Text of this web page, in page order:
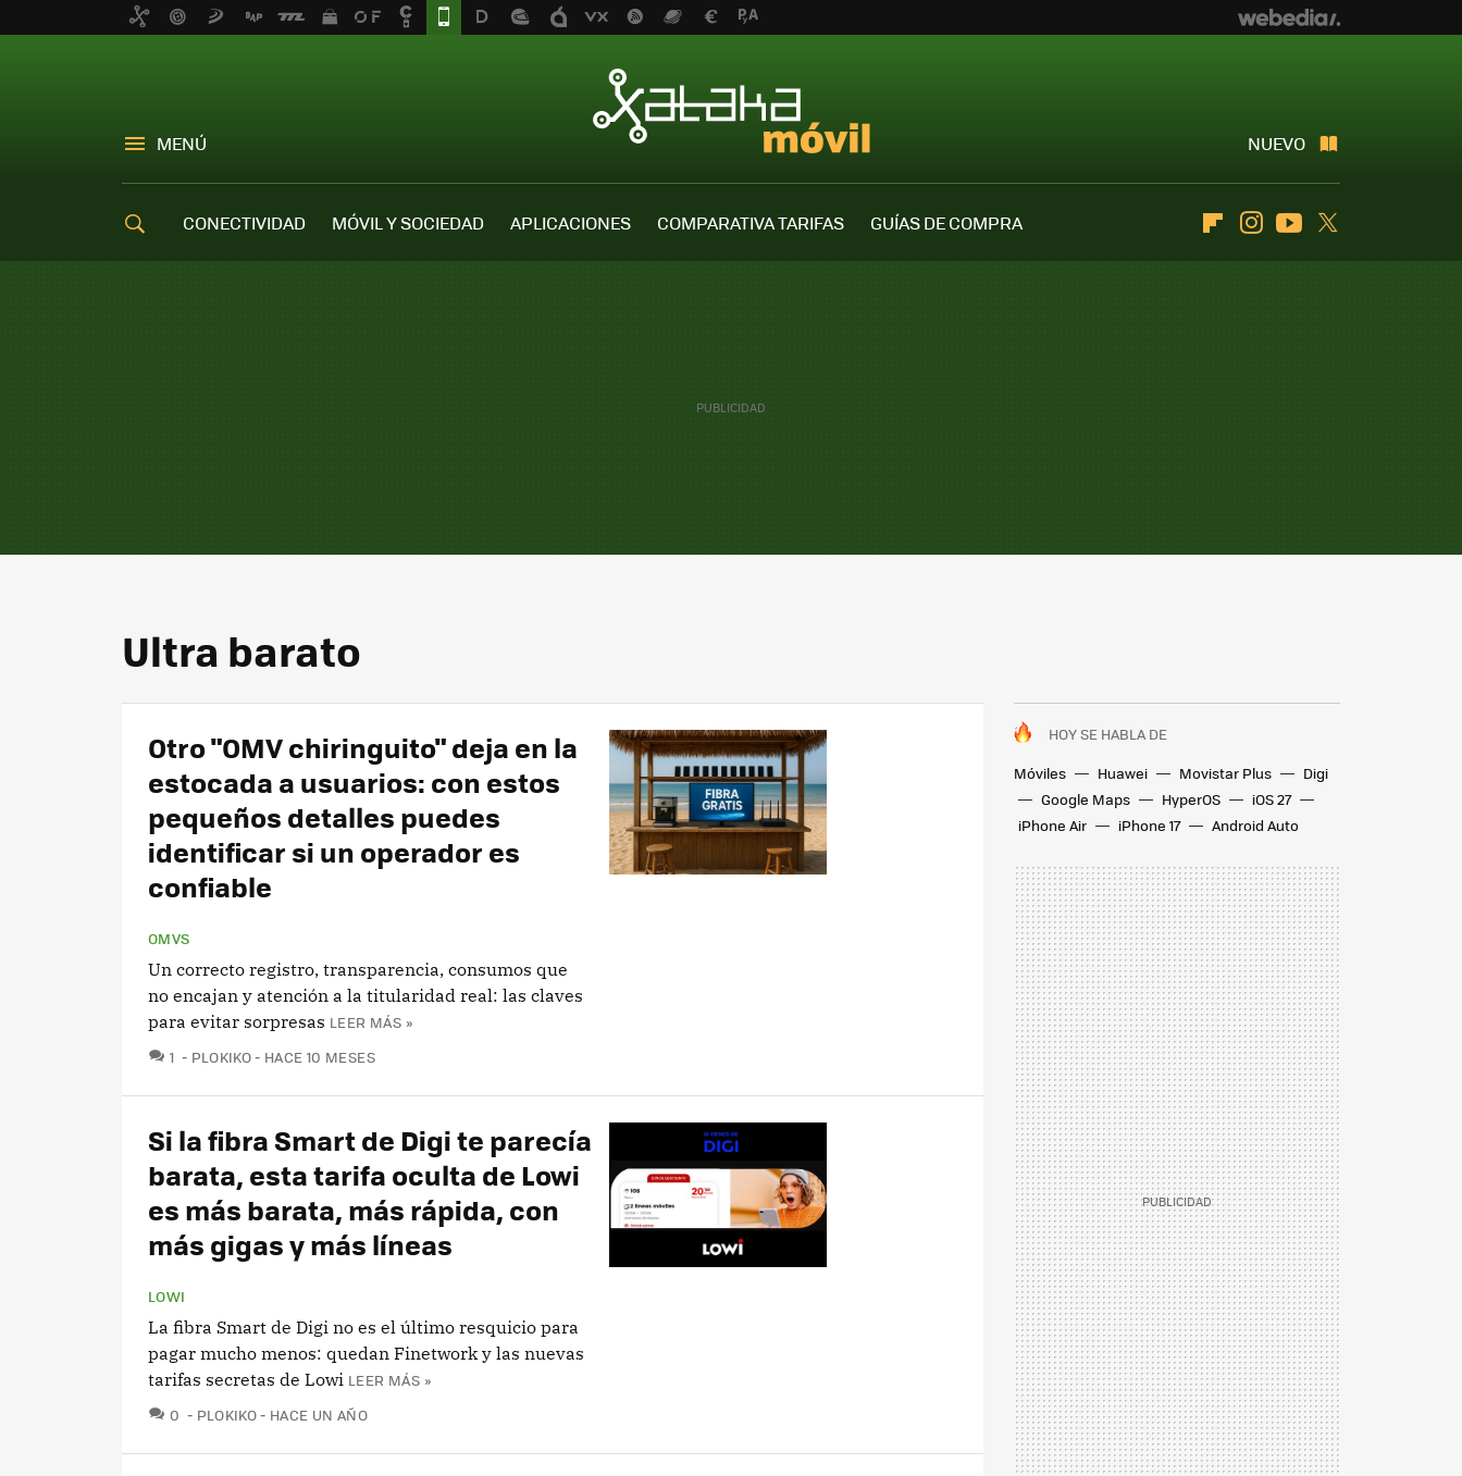
MENÚ NUEVO
CONECTIVIDAD MÓVIL Y SOCIEDAD APLICACIONES COMPARATIVA TARIFAS
GUÍAS DE COMPRA
FlipboardInstagramYoutube
Ultra barato
HOY SE HABLA DE
Móviles
Huawei Movistar Plus
Digi
Google Maps
HyperOS
iOS 27
iPhone Air
iPhone 17 Android Auto
Otro "OMV chiringuito" deja en la
estocada a usuarios: con estos
pequeños detalles puedes
identificar si un operador es
confiable
OMVS
Un correcto registro, transparencia, consumos que
no encajan y atención a la titularidad real: las claves
para evitar sorpresas LEER MÁS »
1 COMENTARIOS
PLOKIKO HACE 10 MESES
Si la fibra Smart de Digi te parecía
barata, esta tarifa oculta de Lowi
es más barata, más rápida, con
más gigas y más líneas
LOWI
La fibra Smart de Digi no es el último resquicio para
pagar mucho menos: quedan Finetwork y las nuevas
tarifas secretas de Lowi LEER MÁS »
0 COMENTARIOS
PLOKIKO HACE UN AÑO